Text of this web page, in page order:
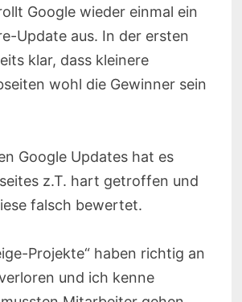
Google wieder einmal ein
Update aus. In der ersten
klar, dass kleinere
wohl die Gewinner sein
Google Updates hat es
z.T. hart getroffen und
falsch bewertet.
Projekte“ haben richtig an
und ich kenne